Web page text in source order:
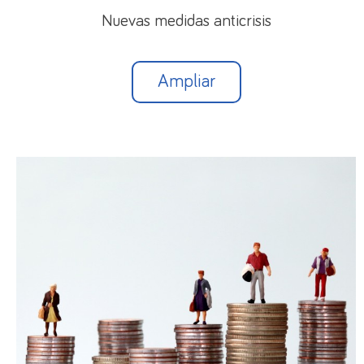
Nuevas medidas anticrisis
Ampliar